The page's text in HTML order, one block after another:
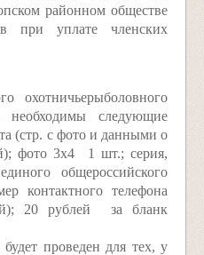
районном обществе
при уплате членских
охотничье­рыболовного
необходимы следующие
(стр. с фото и данными о
фото 3х4 ­ 1 шт.; серия,
общероссийского
контактного телефона
20 рублей ­ за бланк
проведен для тех, у